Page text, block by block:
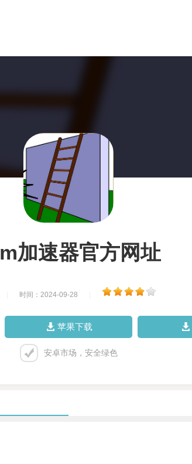
加速器官方网址
时间：2024-09-28
苹果下载
安卓市场，安全绿色